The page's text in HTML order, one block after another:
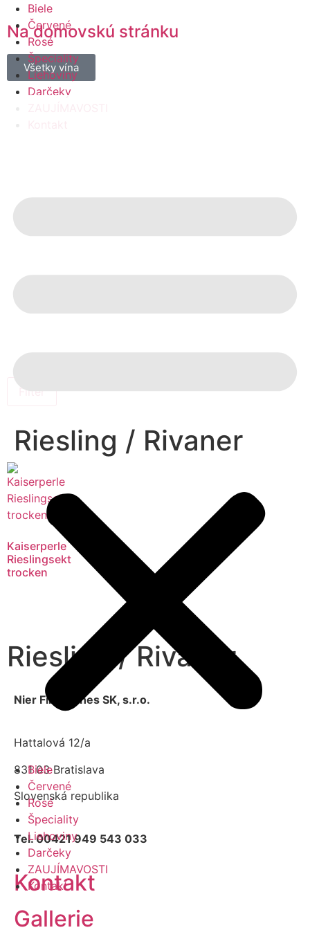
Biele
Červené
Rosé
Špeciality
Liehoviny
Darčeky
Biele
Červené
Rosé
Špeciality
Liehoviny
Darčeky
ZAUJÍMAVOSTI
Kontakt
Na domovskú stránku
Všetky vína
Filter
Riesling / Rivaner
Kaiserperle
Rieslingsekt
trocken
Riesling / Rivaner
Nier Fine Wines SK, s.r.o.
Hattalová 12/a
831 03 Bratislava
Slovenská republika
Tel. 00421 949 543 033
Kontakt
Gallerie